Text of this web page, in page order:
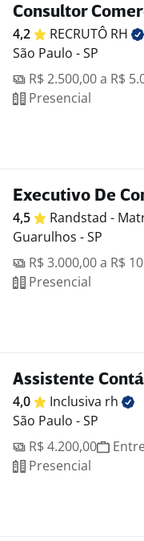
Consultor
4,2 RECRUTÔ RH
São Paulo - SP
R$ 2.500,00 a R$
Presencial
Executivo De
4,5 Randstad -
Guarulhos - SP
R$ 3.000,00 a R$
Presencial
Assistente
4,0 Inclusiva rh
São Paulo - SP
R$ 4.200,00
Presencial